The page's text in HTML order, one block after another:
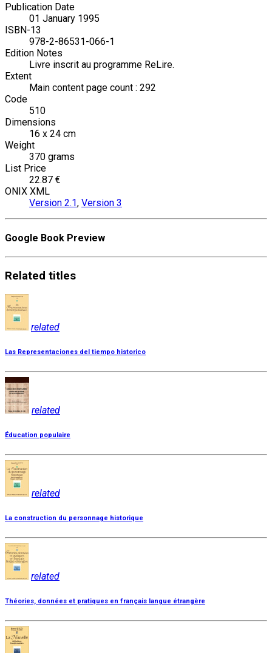
Publication Date
01 January 1995
ISBN-13
978-2-86531-066-1
Edition Notes
Livre inscrit au programme ReLire.
Extent
Main content page count : 292
Code
510
Dimensions
16 x 24 cm
Weight
370 grams
List Price
22.87 €
ONIX XML
Version 2.1, Version 3
Google Book Preview
Related titles
related
Las Representaciones del tiempo historico
related
Éducation populaire
related
La construction du personnage historique
related
Théories, données et pratiques en français langue étrangère